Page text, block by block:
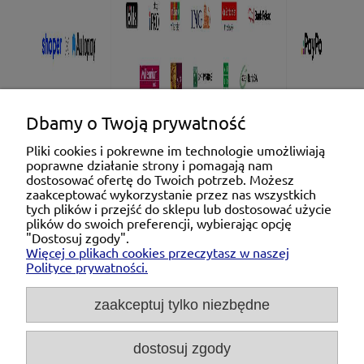
Pomoc
Moje konto
Płatności i dostawa
O nas
Michał Niedźwiecki Dobra Armatura, ul. Krakowska
Dbamy o Twoją prywatność
Pliki cookies i pokrewne im technologie umożliwiają
poprawne działanie strony i pomagają nam
dostosować ofertę do Twoich potrzeb. Możesz
zaakceptować wykorzystanie przez nas wszystkich
tych plików i przejść do sklepu lub dostosować użycie
plików do swoich preferencji, wybierając opcję
"Dostosuj zgody".
Więcej o plikach cookies przeczytasz w naszej
Polityce prywatności.
zaakceptuj tylko niezbędne
dostosuj zgody